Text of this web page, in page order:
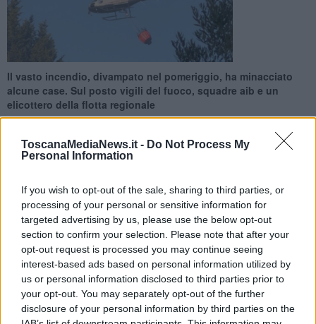
ToscanaMediaNews.it - Do Not Process My
Personal Information
If you wish to opt-out of the sale, sharing to third parties, or
processing of your personal or sensitive information for
targeted advertising by us, please use the below opt-out
section to confirm your selection. Please note that after your
opt-out request is processed you may continue seeing
interest-based ads based on personal information utilized by
us or personal information disclosed to third parties prior to
your opt-out. You may separately opt-out of the further
disclosure of your personal information by third parties on the
Il vasto incendio, divampato nel pomeriggio, ha minacciato
alcune case. Sul posto vigili del fuoco, squadre aib e un
elicottero della flotta regionale
CASTELFIORENTINO —Un vasto incendio è divampato nel
pomeriggio di oggi a Castelfiorentino, in un'area di terreni e
sterpaglie nelle vicinanze della strada regionale 429.
Il rogo, definito di interfaccia - ovvero riguardante una zona di
confine tra aree naturali e quelle urbanizzate - è divampato intorno
alle 14,50 interessando una superficie di circa 20 ettari.